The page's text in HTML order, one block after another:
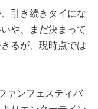
引き続きタイにな
や、まだ決まって
るが、現時点では
ァンフェスティバ